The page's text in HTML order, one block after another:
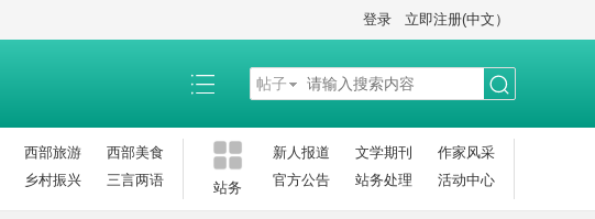
登录 立即注册(中文）
帖子
西部旅游
西部美食
乡村振兴 三言两语 站务
新人报道 文学期刊
作家风采
官方公告
站务处理 活动中心